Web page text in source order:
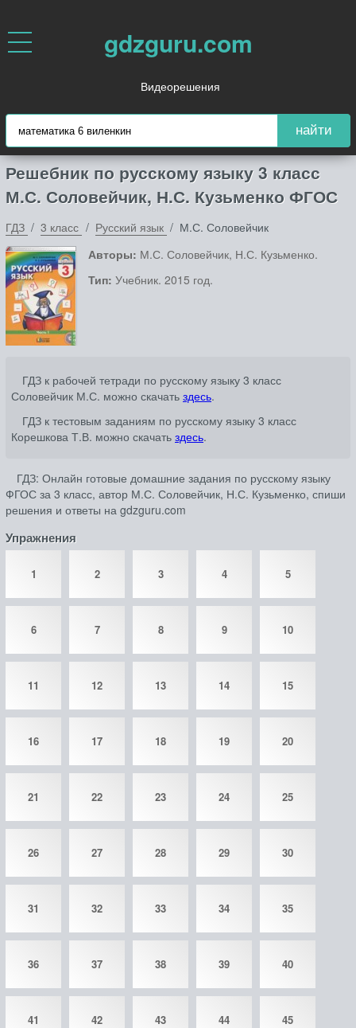
gdzguru.com
Видеорешения
найти
Решебник по русскому языку 3 класс
М.С. Соловейчик, Н.С. Кузьменко ФГОС
ГДЗ 3 класс Русский язык
М.С. Соловейчик
Авторы: М.С. Соловейчик, Н.С. Кузьменко.
Тип: Учебник. 2015 год.
ГДЗ к рабочей тетради по русскому языку 3 класс
Соловейчик М.С. можно скачать здесь.
ГДЗ к тестовым заданиям по русскому языку 3 класс
Корешкова Т.В. можно скачать здесь.
ГДЗ: Онлайн готовые домашние задания по русскому языку
ФГОС за 3 класс, автор М.С. Соловейчик, Н.С. Кузьменко, спиши
решения и ответы на gdzguru.com
Упражнения
1 2 3 4 5
6 7 8 9 10
11 12 13 14 15
16 17 18 19 20
21 22 23 24 25
26 27 28 29 30
31 32 33 34 35
36 37 38 39 40
41 42 43 44 45